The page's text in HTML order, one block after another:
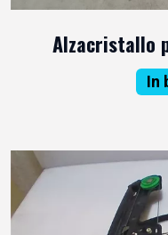
Alzacristallo
In